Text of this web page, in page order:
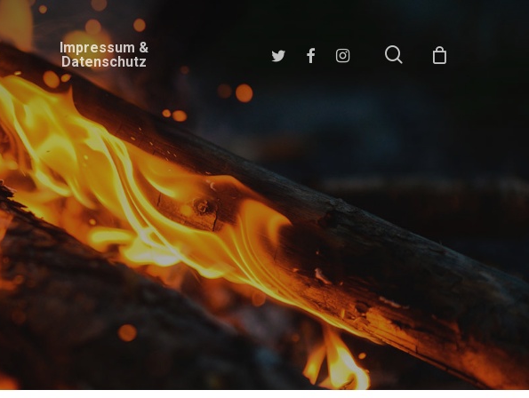
Impressum &
Datenschutz
twitter facebookinstagram search